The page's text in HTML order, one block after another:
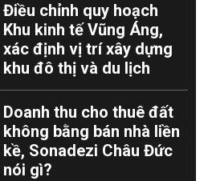
Điều chỉnh quy hoạch
Khu kinh tế Vũng Áng,
xác định vị trí xây dựng
khu đô thị và du lịch
Doanh thu cho thuê đất
không bằng bán nhà liền
kề, Sonadezi Châu Đức
nói gì?